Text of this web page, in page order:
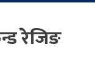
रेजिङ